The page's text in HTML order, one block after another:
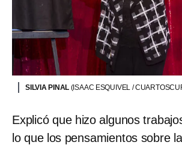
SILVIA PINAL (ISAAC ESQUIVEL /
Explicó que hizo algunos
lo que los pensamientos sobre